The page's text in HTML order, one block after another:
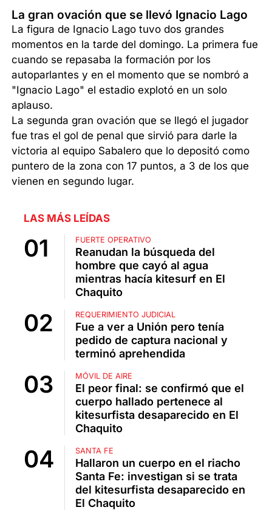
La gran ovación que se llevó Ignacio Lago
La figura de Ignacio Lago tuvo dos grandes
momentos en la tarde del domingo. La primera fue
cuando se repasaba la formación por los
autoparlantes y en el momento que se nombró a
"Ignacio Lago" el estadio explotó en un solo
aplauso.
La segunda gran ovación que se llegó el jugador
fue tras el gol de penal que sirvió para darle la
victoria al equipo Sabalero que lo depositó como
puntero de la zona con 17 puntos, a 3 de los que
vienen en segundo lugar.
LAS MÁS LEÍDAS
FUERTE OPERATIVO
Reanudan la búsqueda del
hombre que cayó al agua
mientras hacía kitesurf en El
Chaquito
REQUERIMIENTO JUDICIAL
Fue a ver a Unión pero tenía
pedido de captura nacional y
terminó aprehendida
MÓVIL DE AIRE
El peor final: se confirmó que el
cuerpo hallado pertenece al
kitesurfista desaparecido en El
Chaquito
SANTA FE
Hallaron un cuerpo en el riacho
Santa Fe: investigan si se trata
del kitesurfista desaparecido en
El Chaquito